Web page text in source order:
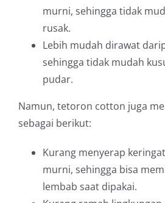
murni, sehingga tidak
rusak.
Lebih mudah dirawat
sehingga tidak mudah
pudar.
Namun, tetoron cotton juga
sebagai berikut:
Kurang menyerap
murni, sehingga bisa
lembab saat dipakai.